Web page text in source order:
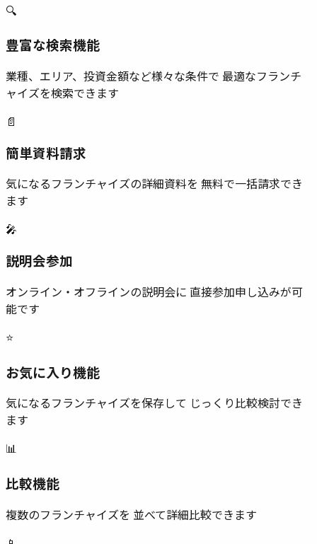
🔍
豊富な検索機能
業種、エリア、投資金額など様々な条件で 最適なフランチ
ャイズを検索できます
📄
簡単資料請求
気になるフランチャイズの詳細資料を 無料で一括請求でき
ます
🎤
説明会参加
オンライン・オフラインの説明会に 直接参加申し込みが可
能です
⭐
お気に入り機能
気になるフランチャイズを保存して じっくり比較検討でき
ます
📊
比較機能
複数のフランチャイズを 並べて詳細比較できます